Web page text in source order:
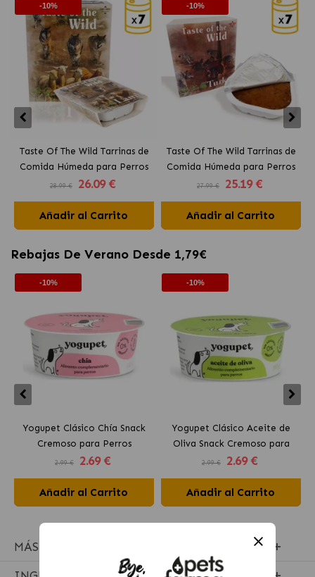
-10%
Taste Of The Wild Tarrinas de
Comida Húmeda para Perros
con Cordero y Pollo
28.99 € 26.09 €
Añadir al Carrito
-10%
Taste Of The Wild Tarrinas de
Comida Húmeda para Perros
con Pavo y Pato
27.99 € 25.19 €
Añadir al Carrito
Rebajas De Verano Desde 1,79€
-10%
Yogupet Clásico Chía Snack
Cremoso para Perros
2.99 € 2.69 €
Añadir al Carrito
-10%
Yogupet Clásico Aceite de
Oliva Snack Cremoso para
Perros
2.99 € 2.69 €
Añadir al Carrito
MÁS INFORMACIÓN